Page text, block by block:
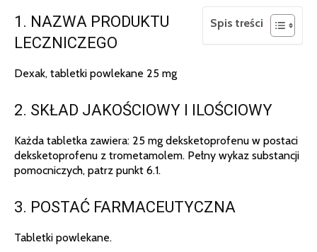
Spis treści
1. NAZWA PRODUKTU
LECZNICZEGO
Dexak, tabletki powlekane 25 mg
2. SKŁAD JAKOŚCIOWY I ILOŚCIOWY
Każda tabletka zawiera: 25 mg deksketoprofenu w postaci
deksketoprofenu z trometamolem. Pełny wykaz substancji
pomocniczych, patrz punkt 6.1.
3. POSTAĆ FARMACEUTYCZNA
Tabletki powlekane.